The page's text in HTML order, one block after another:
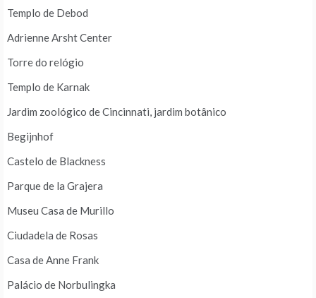
Templo de Debod
Adrienne Arsht Center
Torre do relógio
Templo de Karnak
Jardim zoológico de Cincinnati, jardim botânico
Begijnhof
Castelo de Blackness
Parque de la Grajera
Museu Casa de Murillo
Ciudadela de Rosas
Casa de Anne Frank
Palácio de Norbulingka